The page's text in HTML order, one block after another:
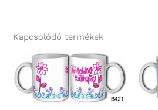
Kapcsolódó termékek